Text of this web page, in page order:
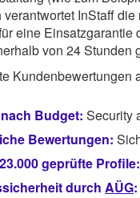
verantwortet InStaffdie
eine
von 24 Stunden
Kundenbewertungen
Budget: Security
Bewertungen:
geprüfte Profile:
durchAÜG: